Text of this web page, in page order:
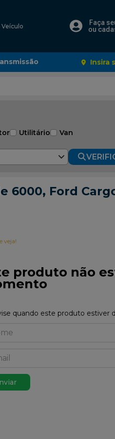
Faça
ou
Insira
Utilitário Van
6000, Ford
veja!
produto não